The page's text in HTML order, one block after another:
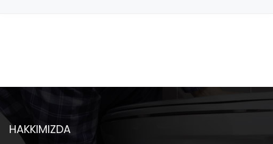
HAKKIMIZDA